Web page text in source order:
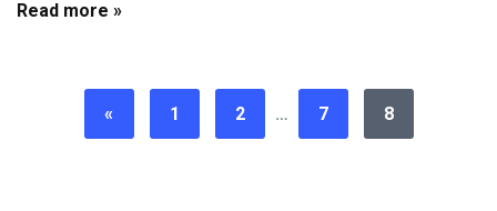
Read more »
« 1 2 … 7 8